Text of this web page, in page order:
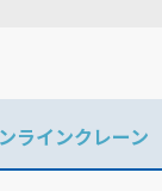
ラインクレーン